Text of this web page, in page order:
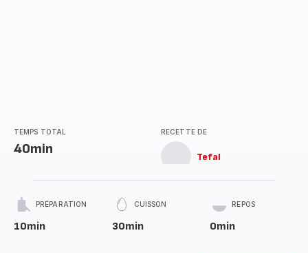
TEMPS TOTAL
40min
RECETTE DE
Tefal
PRÉPARATION
10min
CUISSON
30min
REPOS
0min